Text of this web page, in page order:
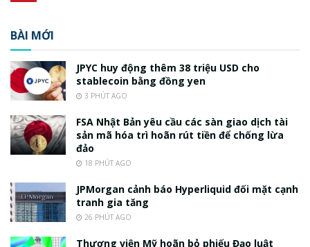
BÀI MỚI
JPYC huy động thêm 38 triệu USD cho
stablecoin bằng đồng yen
3 PHÚT AGO
FSA Nhật Bản yêu cầu các sàn giao dịch tài
sản mã hóa trì hoãn rút tiền để chống lừa
đảo
18 PHÚT AGO
JPMorgan cảnh báo Hyperliquid đối mặt cạnh
tranh gia tăng
26 PHÚT AGO
Thượng viện Mỹ hoãn bỏ phiếu Đạo luật